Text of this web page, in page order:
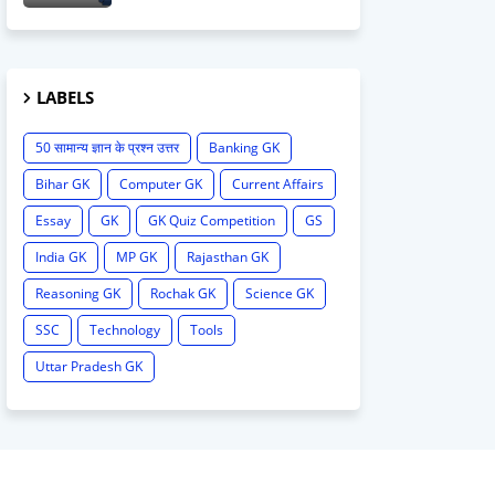
LABELS
50 सामान्य ज्ञान के प्रश्न उत्तर
Banking GK
Bihar GK
Computer GK
Current Affairs
Essay
GK GK Quiz Competition
GS
India GK
MP GK
Rajasthan GK
Reasoning GK
Rochak GK
Science GK
SSC
Technology
Tools
Uttar Pradesh GK